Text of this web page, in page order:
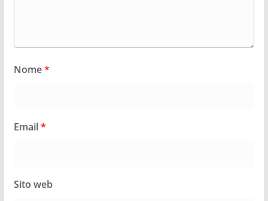
Nome*
Email*
Sito web